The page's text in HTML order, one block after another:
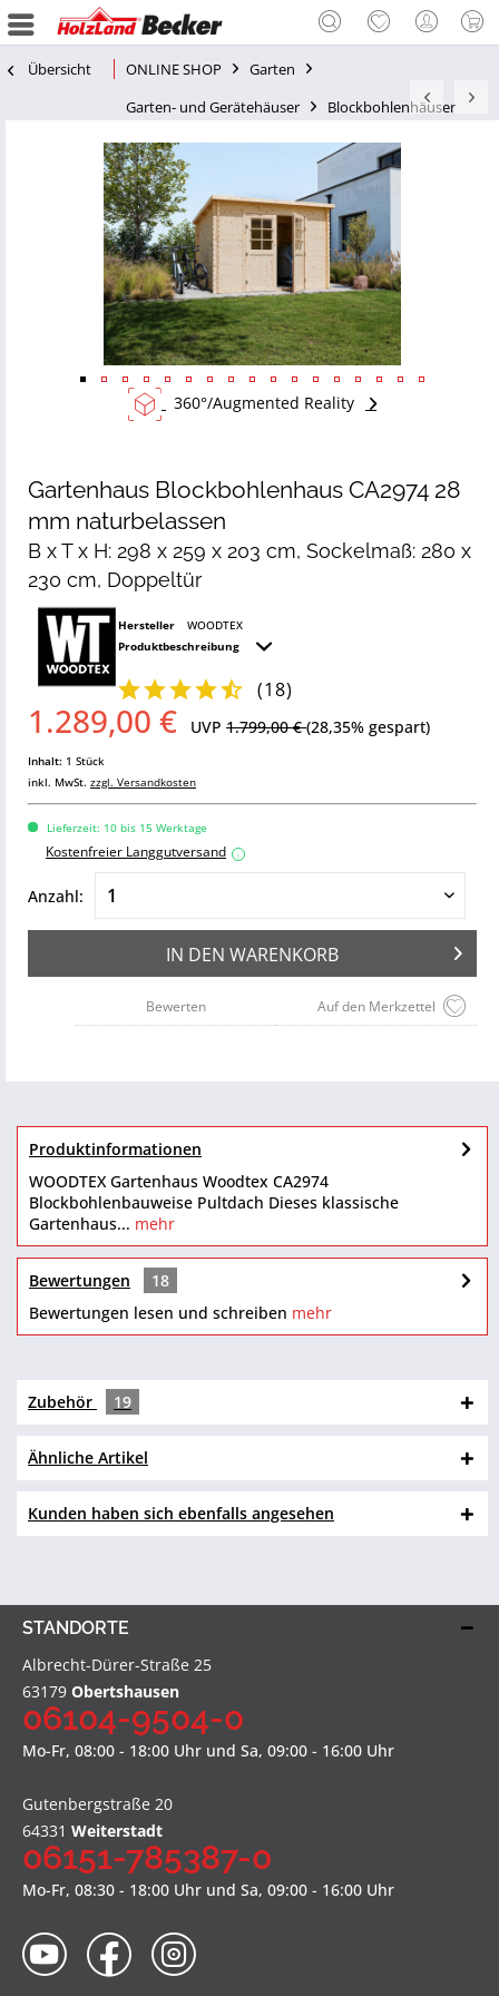
Übersicht ONLINE SHOP
Garten
Garten- und Gerätehäuser
Blockbohlenhäuser
360°/Augmented Reality
Gartenhaus Blockbohlenhaus CA2974 28
mm naturbelassen
B x T x H: 298 x 259 x 203 cm, Sockelmaß: 280 x
230 cm, Doppeltür
Hersteller
WOODTEX
Produktbeschreibung
(18)
1.289,00 € UVP 1.799,00 €(28,35% gespart)
Inhalt: 1 Stück
inkl. MwSt. zzgl. Versandkosten
Lieferzeit: 10 bis 15 Werktage
Kostenfreier Langgutversand i
Anzahl:
IN DEN WARENKORB
Auf den Merkzettel
Bewerten
Produktinformationen
WOODTEX Gartenhaus Woodtex CA2974
Blockbohlenbauweise Pultdach Dieses klassische
Gartenhaus... mehr
Bewertungen
18
Bewertungen lesen und schreiben mehr
Zubehör 19
Ähnliche Artikel
Kunden haben sich ebenfalls angesehen
STANDORTE
Albrecht-Dürer-Straße 25
63179 Obertshausen
06104-9504-0
Mo-Fr, 08:00 - 18:00 Uhr und Sa, 09:00 - 16:00 Uhr
Gutenbergstraße 20
64331 Weiterstadt
06151-785387-0
Mo-Fr, 08:30 - 18:00 Uhr und Sa, 09:00 - 16:00 Uhr